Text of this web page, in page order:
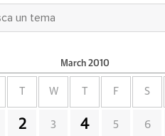
March 2010
W F S
2 3 4 5 6